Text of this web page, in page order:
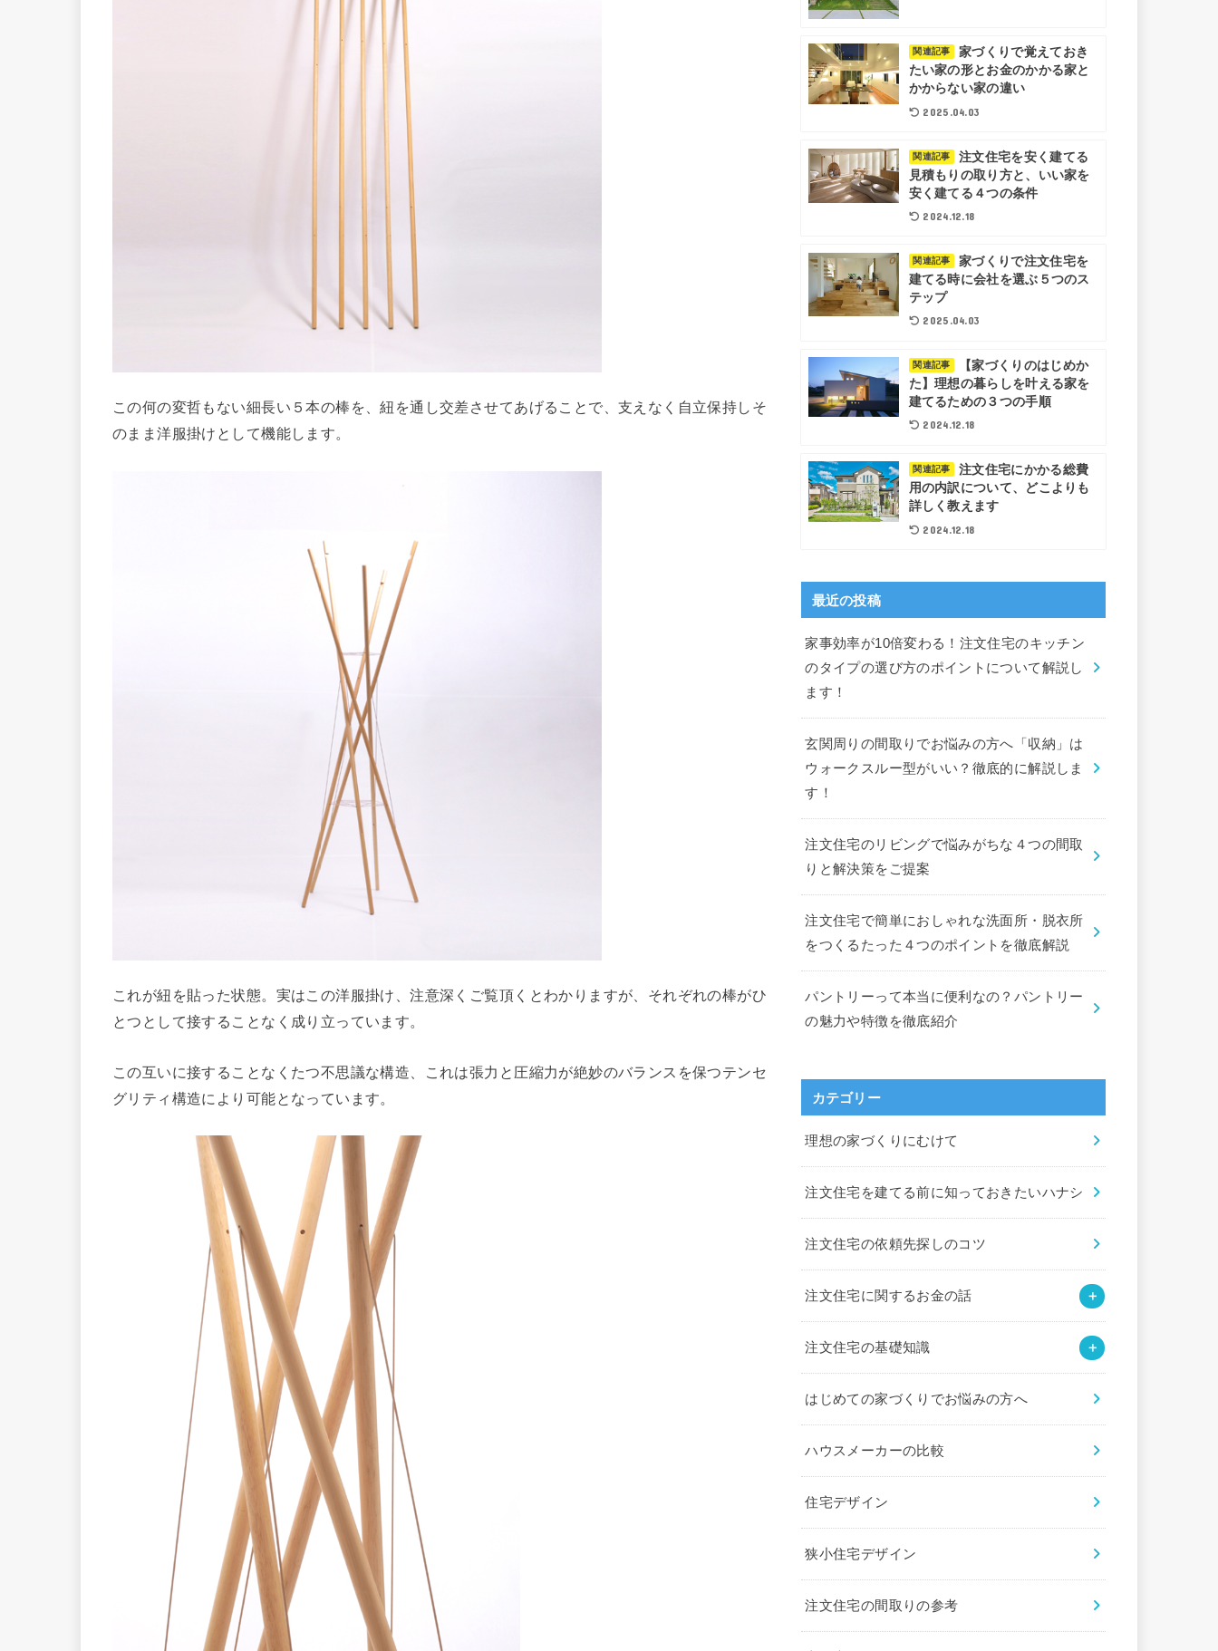
この何の変哲もない細長い５本の棒を、紐を通し交差させてあげることで、支えなく自立保持しそ
のまま洋服掛けとして機能します。
これが紐を貼った状態。実はこの洋服掛け、注意深くご覧頂くとわかりますが、それぞれの棒がひ
とつとして接することなく成り立っています。
この互いに接することなくたつ不思議な構造、これは張力と圧縮力が絶妙のバランスを保つテンセ
グリティ構造により可能となっています。
関連記事
家づくりで覚えておき
たい家の形とお金のかかる家と
かからない家の違い
2025.04.03
関連記事
注文住宅を安く建てる
見積もりの取り方と、いい家を
安く建てる４つの条件
2024.12.18
関連記事
家づくりで注文住宅を
建てる時に会社を選ぶ５つのス
テップ
2025.04.03
関連記事
【家づくりのはじめか
た】理想の暮らしを叶える家を
建てるための３つの手順
2024.12.18
関連記事
注文住宅にかかる総費
用の内訳について、どこよりも
詳しく教えます
2024.12.18
最近の投稿
家事効率が10倍変わる！注文住宅のキッチン
のタイプの選び方のポイントについて解説し
ます！
玄関周りの間取りでお悩みの方へ「収納」は
ウォークスルー型がいい？徹底的に解説しま
す！
注文住宅のリビングで悩みがちな４つの間取
りと解決策をご提案
注文住宅で簡単におしゃれな洗面所・脱衣所
をつくるたった４つのポイントを徹底解説
パントリーって本当に便利なの？パントリー
の魅力や特徴を徹底紹介
カテゴリー
理想の家づくりにむけて
注文住宅を建てる前に知っておきたいハナシ
注文住宅の依頼先探しのコツ
注文住宅に関するお金の話
注文住宅の基礎知識
はじめての家づくりでお悩みの方へ
ハウスメーカーの比較
住宅デザイン
狭小住宅デザイン
注文住宅の間取りの参考